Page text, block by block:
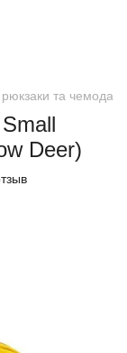
рюкзаки та чемодани
Deer)